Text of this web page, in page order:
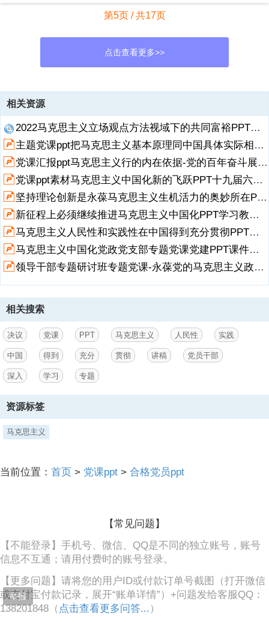
举报
第5页 / 共17页
点击查看更多>>
资源描述
1、马克思主义人民性和实践性在中国得到充分贯彻,党员干部深入学习
决议专题党课,前 言,马克思主义是人民的理论，第一次创立了人民实现
自身解放的思想体系；马克思主义是实践的理论，一直指引着革命的人
民改造主观世界和客观世界的自觉行动。党的十九届六中全会通过的中
共中央关于党的百年奋斗重大成就和历史经验的决议指出，“马克思主
义的人民性和实践性在中国得到充分贯彻”，一百年来，在中国革命、
建设、改革的生动实践中，马克思主义人民性和实践性得到充分彰显，
必将继续推动中华民族伟大复兴历史进程。,1,马克思主义人民性充分贯
彻于中国人民从被压迫被奴役境地到实现全面小康的历史进程,目录,2,
马克思主义实践性充分贯彻于中国从
2、半殖民地半封建社会到全面建设社会主义现代化国家的历史进程,3,
坚持马克思主义的人民性和实践性，赢得更加伟大的胜利和荣光,马克思
主义人民性充分贯彻于中国人民从被压迫被奴役境地到实现全面小康的
历史进程,第一部分,马克思主义人民性充分贯彻于中国人民从被压迫被
奴役境地到实现全面小康的历史进程,让人民获得解放是马克思的毕生追
求，也是马克思主义的价值旨归。马克思主义指出，人民群众是历史的
主体，是实现社会变革的决定力量。人民群众通过实践不断改造自然、
改造社会、改造主观世界，创造出物质财富和精神财富，推动人类社会
不断发展进步。“马克思主义之所以具有跨越国度、跨越时代的影响
力，就是因为它植根人民之中，指明了依靠
3、人民推动历史前进的人间正道。”人民性是马克思主义最鲜明的品
格，马克思主义政党始终坚持把人民放在心中最高位置。一百年来，中
国共产党始终坚持马克思主义的人民性，团结带领人民实现了从被压迫
奴役到实现全面小康的重大转变。,马克思主义人民性充分贯彻于中国人
民从被压迫被奴役境地到实现全面小康的历史进程,鸦片战争后，中国社
的历史任务，为此，无数仁人志士掀起了各种救国尝试。,在对各种思潮
主义对比筛选后，中国先进分子从马克思列宁主义中看到了拯救中国的
民的根本利益，尊重人民群众的历史主体和创造者地位，站在
展开阅读全文
相关资源
2022马克思主义立场观点方法视域下的共同富裕PPT模板含讲稿党员干部学习教育专题党课课件PPT模板.pptx
主题党课ppt把马克思主义基本原理同中国具体实际相结合同中华优秀传统文化相结合PPT课件成品ppt下载.pptx
党课汇报ppt马克思主义行的内在依据-党的百年奋斗展示了马克思主义的强大生命力专题党课PPT课件成品ppt下载.pptx
党课ppt素材马克思主义中国化新的飞跃PPT十九届六中全会精神专题研讨班开班式上发表重要讲话ppt模板.pptx
坚持理论创新是永葆马克思主义生机活力的奥妙所在PPT《决议》专题党课课件（带完整内容）.pptx
新征程上必须继续推进马克思主义中国化PPT学习教育专题党课课件（带完整内容）.pptx
马克思主义人民性和实践性在中国得到充分贯彻PPT红色简约风党员干部深入学习决议专题党课课件模板.pptx
马克思主义中国化党政党支部专题党课党建PPT课件成品ppt下载.pptx
领导干部专题研讨班专题党课-永葆党的马克思主义政党本色PPT课件含完整内容.pptx
相关搜索
决议 党课 PPT 马克思主义 人民性 实践
中国 得到 充分 贯彻 讲稿 党员干部
深入 学习 专题
资源标签
马克思主义
当前位置： 首页 > 党课ppt > 合格党员ppt
【常见问题】
【不能登录】手机号、微信、QQ是不同的独立账号，账号
信息不互通；请用付费时的账号登录。
【更多问题】请将您的用户ID或付款订单号截图（打开微信
或支付宝付款记录，展开“账单详情”）+问题发给客服QQ：
138201848（ 点击查看更多问答... ）